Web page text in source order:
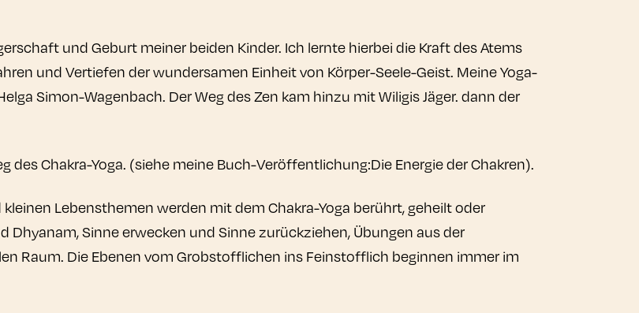
und Geburt meiner beiden Kinder. Ich lernte hierbei die Kraft des Atems
und Vertiefen der wundersamen Einheit von Körper-Seele-Geist. Meine Yoga-
Simon-Wagenbach. Der Weg des Zen kam hinzu mit Wiligis Jäger. dann der
Chakra-Yoga. (siehe meine Buch-Veröffentlichung:Die Energie der Chakren).
Lebensthemen werden mit dem Chakra-Yoga berührt, geheilt oder
Sinne erwecken und Sinne zurückziehen, Übungen aus der
Raum. Die Ebenen vom Grobstofflichen ins Feinstofflich beginnen immer im